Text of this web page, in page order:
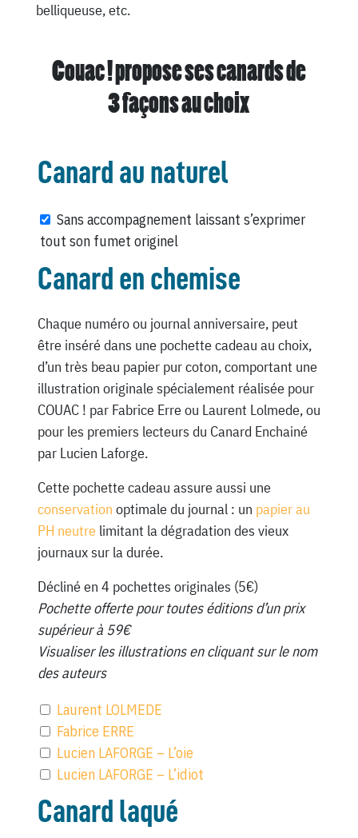
belliqueuse, etc.
Couac ! propose ses canards de
3 façons au choix
Canard au naturel
Sans accompagnement laissant s’exprimer
tout son fumet originel
Canard en chemise
Chaque numéro ou journal anniversaire, peut
être inséré dans une pochette cadeau au choix,
d’un très beau papier pur coton, comportant une
illustration originale spécialement réalisée pour
COUAC ! par Fabrice Erre ou Laurent Lolmede, ou
pour les premiers lecteurs du Canard Enchainé
par Lucien Laforge.
Cette pochette cadeau assure aussi une
conservation optimale du journal : un papier au
PH neutrelimitant la dégradation des vieux
journaux sur la durée.
Décliné en 4 pochettes originales (5€)
Pochette offerte pour toutes éditions d’un prix
supérieur à 59€
Visualiser les illustrations en cliquant sur le nom
des auteurs
Laurent LOLMEDE
Fabrice ERRE
Lucien LAFORGE – L’oie
Lucien LAFORGE – L’idiot
Canard laqué